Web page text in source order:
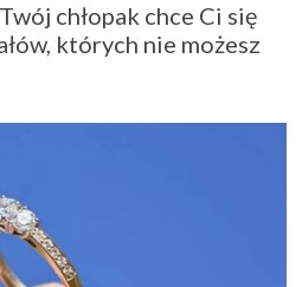
chłopak chce Ci się
których nie możesz